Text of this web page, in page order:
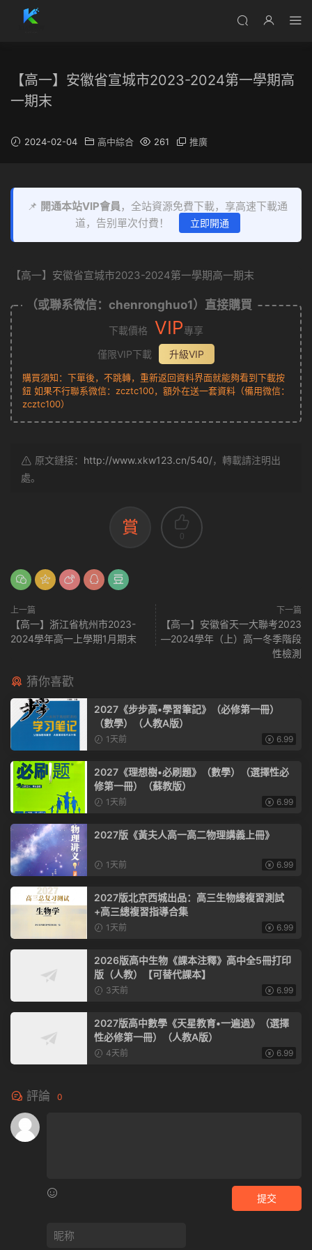
【高一】安徽省宣城市2023-2024第一學期高
一期末
2024-02-04 高中綜合 261 推廣
📌 開通本站VIP會員，全站資源免費下載，享高速下載通
道，告别單次付費！
立即開通
【高一】安徽省宣城市2023-2024第一學期高一期末
（或聯系微信：chenronghuo1）直接購買
下載價格 VIP專享
僅限VIP下載
升級VIP
購買須知：下單後，不跳轉，重新返回資料界面就能夠看到下載按
鈕 如果不行聯系微信：zcztc100，額外在送一套資料（備用微信：
zcztc100）
原文鏈接： http://www.xkw123.cn/540/，轉載請注明出
處。
賞 0
上一篇
【高一】浙江省杭州市2023-
2024學年高一上學期1月期末
下一篇
【高一】安徽省天一大聯考2023
—2024學年（上）高一冬季階段
性檢測
猜你喜歡
2027《步步高•學習筆記》（必修第一冊）
（數學）（人教A版）
1天前 6.99
2027《理想樹•必刷題》（數學）（選擇性必
修第一冊）（蘇教版）
1天前 6.99
2027版《黃夫人高一高二物理講義上冊》
1天前 6.99
2027版北京西城出品：高三生物總複習測試
+高三總複習指導合集
1天前 6.99
2026版高中生物《課本注釋》高中全5冊打印
版（人教）【可替代課本】
3天前 6.99
2027版高中數學《天星教育•一遍過》（選擇
性必修第一冊）（人教A版）
4天前 6.99
評論 0
提交